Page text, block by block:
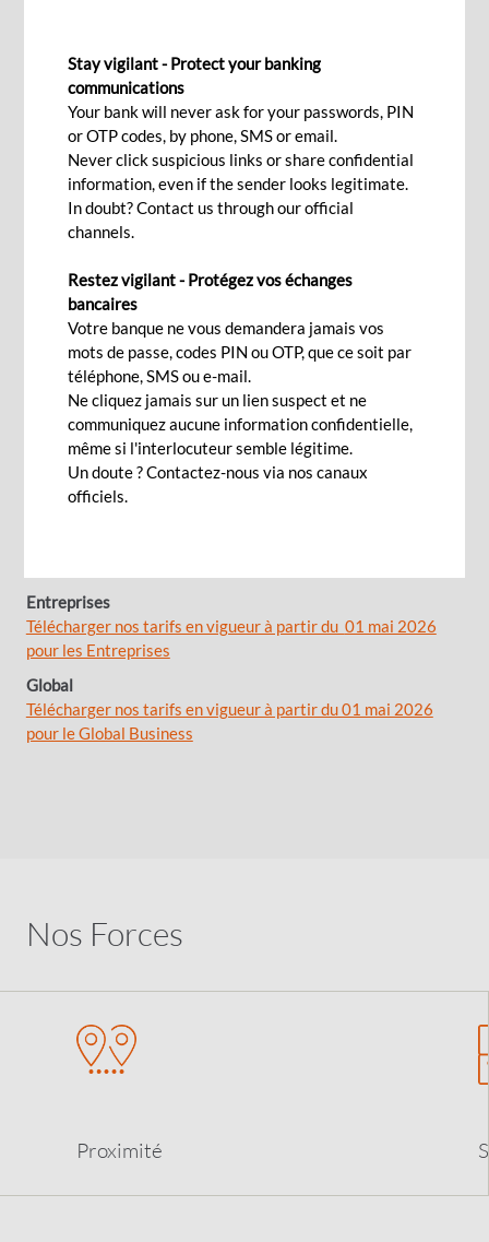
La dernière grille tarifaire de la BCP Bank
(Mauritius) est disponible.
Vous pouvez prendre connaissance de nos
marchés, comme suit:
Actuellement en vigueur:
Particuliers
Télécharger nos tarifs en vigueur à partir du01 mai 2026
pour les Particuliers
Professionnels
Entreprises
Télécharger nos tarifs en vigueur à partir du 01 mai 2026
pour les Entreprises
Global
Télécharger nos tarifs en vigueur à partir du 01 mai 2026
pour le Global Business
Nos Forces
Proximité
Stay vigilant - Protect your banking
communications
Your bank will never ask for your passwords, PIN
or OTP codes, by phone, SMS or email.
Never click suspicious links or share confidential
information, even if the sender looks legitimate.
In doubt? Contact us through our official
channels.
Restez vigilant - Protégez vos échanges
bancaires
Votre banque ne vous demandera jamais vos
mots de passe, codes PIN ou OTP, que ce soit par
téléphone, SMS ou e-mail.
Ne cliquez jamais sur un lien suspect et ne
communiquez aucune information confidentielle,
même si l'interlocuteur semble légitime.
Un doute ? Contactez-nous via nos canaux
officiels.